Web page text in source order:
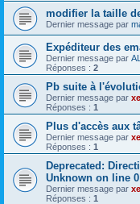
modifier la taille
Dernier message par
Expéditeur des
Dernier message par
Réponses : 2
Pb suite à
Dernier message par
Réponses : 1
Plus d'accès aux
Dernier message par
Réponses : 1
Deprecated:
Unknown on line 0
Dernier message par
Réponses : 1